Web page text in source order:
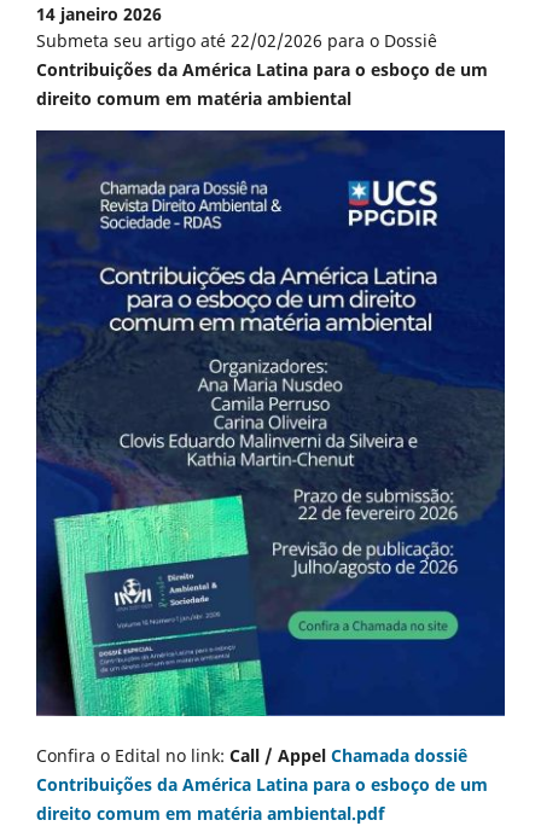
14 janeiro 2026
Submeta seu artigo até 22/02/2026 para o Dossiê
Contribuições da América Latina para o esboço de um
direito comum em matéria ambiental
Confira o Edital no link: Call / Appel Chamada dossiê
Contribuições da América Latina para o esboço de um
direito comum em matéria ambiental.pdf